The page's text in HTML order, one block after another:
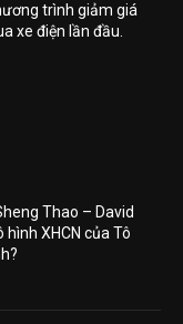
trình giảm giá
xe điện lần đầu.
Thao – David
hình XHCN của Tô